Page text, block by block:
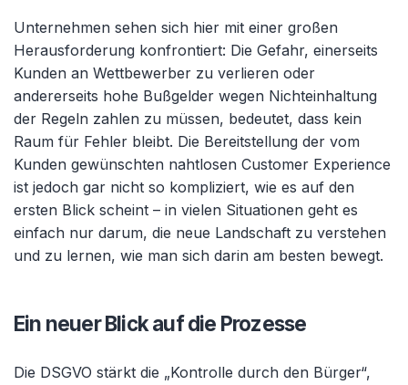
Unternehmen sehen sich hier mit einer großen
Herausforderung konfrontiert: Die Gefahr, einerseits
Kunden an Wettbewerber zu verlieren oder
andererseits hohe Bußgelder wegen Nichteinhaltung
der Regeln zahlen zu müssen, bedeutet, dass kein
Raum für Fehler bleibt. Die Bereitstellung der vom
Kunden gewünschten nahtlosen Customer Experience
ist jedoch gar nicht so kompliziert, wie es auf den
ersten Blick scheint – in vielen Situationen geht es
einfach nur darum, die neue Landschaft zu verstehen
und zu lernen, wie man sich darin am besten bewegt.
Ein neuer Blick auf die Prozesse
Die DSGVO stärkt die „Kontrolle durch den Bürger“,